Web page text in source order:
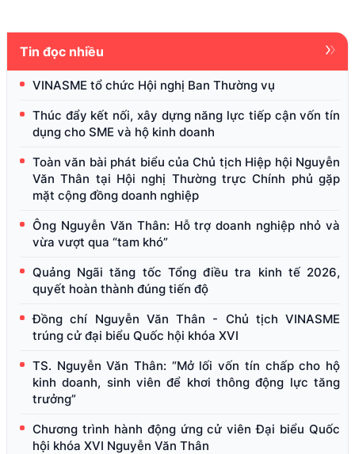
Tin đọc nhiều
VINASME tổ chức Hội nghị Ban Thường vụ
Thúc đẩy kết nối, xây dựng năng lực tiếp cận vốn tín
dụng cho SME và hộ kinh doanh
Toàn văn bài phát biểu của Chủ tịch Hiệp hội Nguyễn
Văn Thân tại Hội nghị Thường trực Chính phủ gặp
mặt cộng đồng doanh nghiệp
Ông Nguyễn Văn Thân: Hỗ trợ doanh nghiệp nhỏ và
vừa vượt qua “tam khó”
Quảng Ngãi tăng tốc Tổng điều tra kinh tế 2026,
quyết hoàn thành đúng tiến độ
Đồng chí Nguyễn Văn Thân - Chủ tịch VINASME
trúng cử đại biểu Quốc hội khóa XVI
TS. Nguyễn Văn Thân: “Mở lối vốn tín chấp cho hộ
kinh doanh, sinh viên để khơi thông động lực tăng
trưởng”
Chương trình hành động ứng cử viên Đại biểu Quốc
hội khóa XVI Nguyễn Văn Thân